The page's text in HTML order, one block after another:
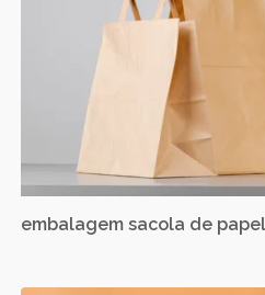
embalagem sacola de papel